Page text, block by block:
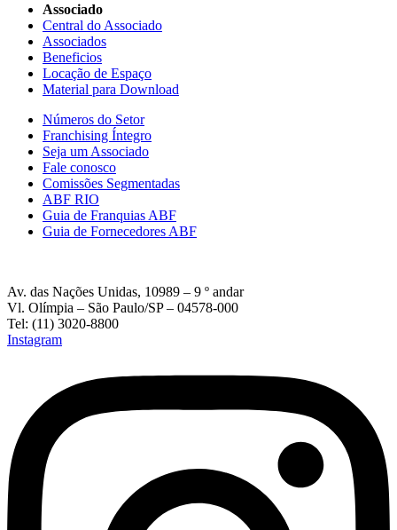
Associado
Central do Associado
Associados
Beneficios
Locação de Espaço
Material para Download
Números do Setor
Franchising Íntegro
Seja um Associado
Fale conosco
Comissões Segmentadas
ABF RIO
Guia de Franquias ABF
Guia de Fornecedores ABF
Av. das Nações Unidas, 10989 – 9 º andar
Vl. Olímpia – São Paulo/SP – 04578-000
Tel: (11) 3020-8800
Instagram